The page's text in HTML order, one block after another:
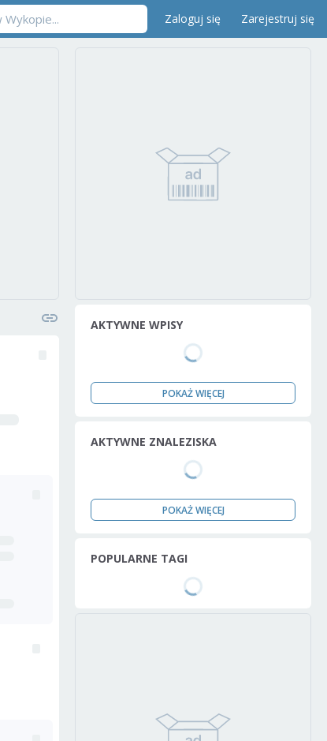
Zaloguj się Zarejestruj się
AKTYWNE WPISY
POKAŻ WIĘCEJ
AKTYWNE ZNALEZISKA
POKAŻ WIĘCEJ
POPULARNE TAGI